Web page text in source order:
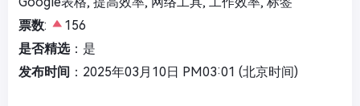
票数:
156
是否精选：是
发布时间 ：2025年03月10日 PM03:01 (北京时间)